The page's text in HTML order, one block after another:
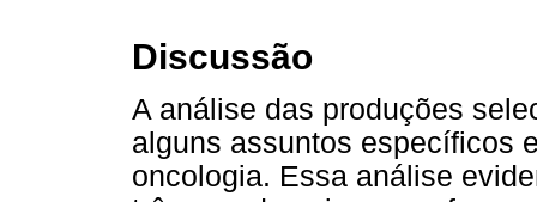
Discussão
A análise das produções
alguns assuntos específicos
oncologia. Essa análise